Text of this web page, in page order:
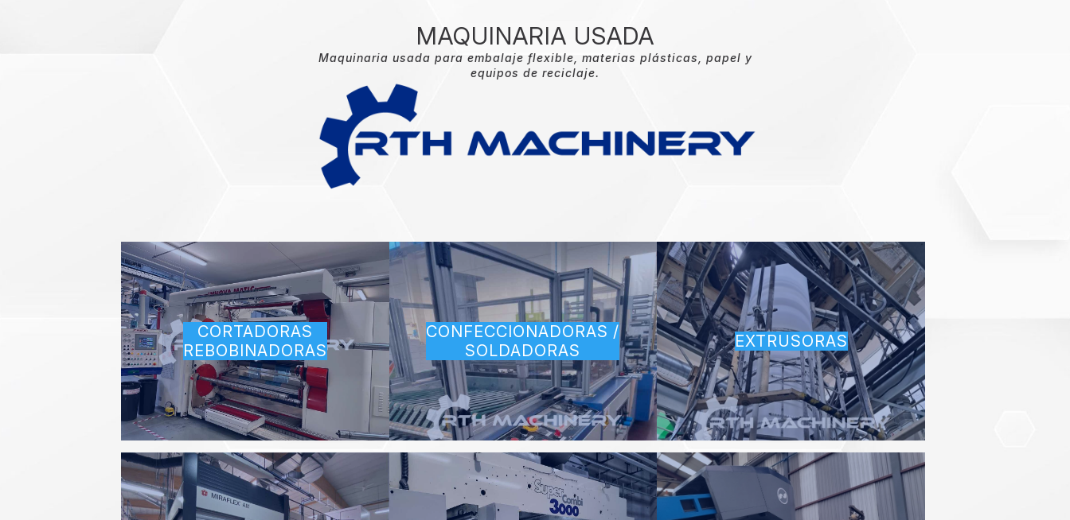
MAQUINARIA USADA
Maquinaria usada para embalaje flexible, materias plásticas, papel y
equipos de reciclaje.
CORTADORAS
REBOBINADORAS
CONFECCIONADORAS /
SOLDADORAS
EXTRUSORAS